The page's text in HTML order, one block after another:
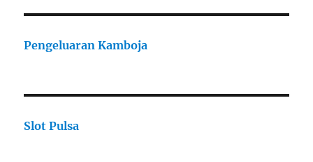
Pengeluaran Kamboja
Slot Pulsa